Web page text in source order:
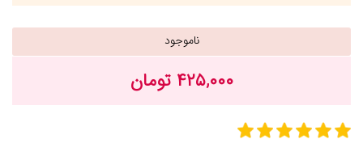
ناموجود
۴۲۵,۰۰۰ تومان